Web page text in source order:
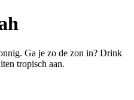
Ga je zo de zon in? Drink
tropisch aan.